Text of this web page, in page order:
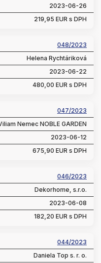
2023-06-26
219,95 EUR s DPH
048/2023
Helena Rychtáriková
2023-06-22
480,00 EUR s DPH
047/2023
Nemec NOBLE GARDEN
2023-06-12
675,90 EUR s DPH
046/2023
Dekorhome, s.r.o.
2023-06-08
182,20 EUR s DPH
044/2023
Daniela Top s. r. o.